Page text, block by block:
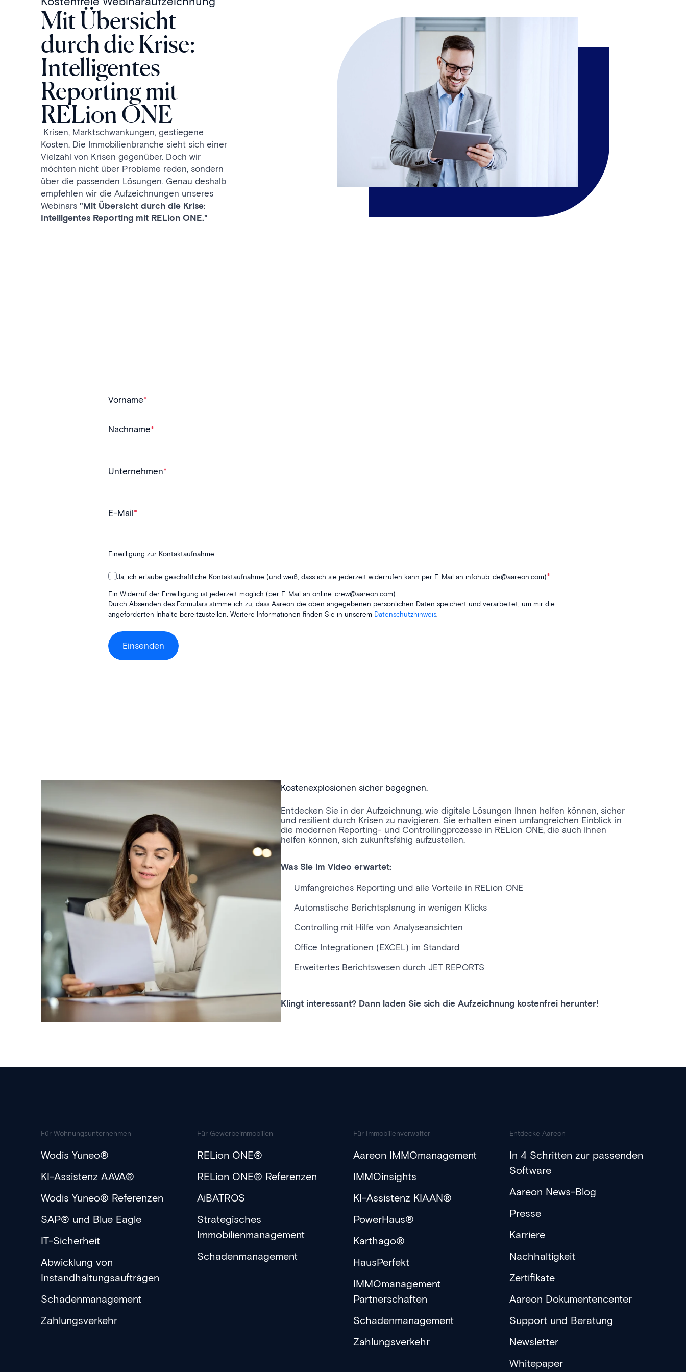
Mit Übersicht
durch die Krise:
Intelligentes
Reporting mit
RELion ONE
Krisen, Marktschwankungen, gestiegene
Kosten. Die Immobilienbranche sieht sich einer
Vielzahl von Krisen gegenüber. Doch wir
möchten nicht über Probleme reden, sondern
über die passenden Lösungen. Genau deshalb
empfehlen wir die Aufzeichnungen unseres
Webinars "Mit Übersicht durch die Krise:
Intelligentes Reporting mit RELion ONE."
Vorname*
Nachname*
Unternehmen*
E-Mail*
Einwilligung zur Kontaktaufnahme
Ja, ich erlaube geschäftliche Kontaktaufnahme (und weiß, dass ich sie jederzeit widerrufen kann per E-Mail an infohub-de@aareon.com)*
Ein Widerruf der Einwilligung ist jederzeit möglich (per E-Mail an online-crew@aareon.com).
Durch Absenden des Formulars stimme ich zu, dass Aareon die oben angegebenen persönlichen Daten speichert und verarbeitet, um mir die
angeforderten Inhalte bereitzustellen. Weitere Informationen finden Sie in unserem Datenschutzhinweis
Kostenexplosionen sicher begegnen.
Entdecken Sie in der Aufzeichnung, wie digitale Lösungen Ihnen helfen können, sicher
und resilient durch Krisen zu navigieren. Sie erhalten einen umfangreichen Einblick in
die modernen Reporting- und Controllingprozesse in RELion ONE, die auch Ihnen
helfen können, sich zukunftsfähig aufzustellen.
Was Sie im Video erwartet:
Umfangreiches Reporting und alle Vorteile in RELion ONE
Automatische Berichtsplanung in wenigen Klicks
Controlling mit Hilfe von Analyseansichten
Office Integrationen (EXCEL) im Standard
Erweitertes Berichtswesen durch JET REPORTS
Klingt interessant? Dann laden Sie sich die Aufzeichnung kostenfrei herunter!
Für Wohnungsunternehmen
Wodis Yuneo®
KI-Assistenz AAVA®
Wodis Yuneo® Referenzen
SAP® und Blue Eagle
IT-Sicherheit
Abwicklung von
Instandhaltungsaufträgen
Schadenmanagement
Zahlungsverkehr
Für Gewerbeimmobilien
RELion ONE®
RELion ONE® Referenzen
AiBATROS
Strategisches
Immobilienmanagement
Schadenmanagement
Für Immobilienverwalter
Aareon IMMOmanagement
IMMOinsights
KI-Assistenz KIAAN®
PowerHaus®
Karthago®
HausPerfekt
IMMOmanagement
Partnerschaften
Schadenmanagement
Zahlungsverkehr
Entdecke Aareon
In 4 Schritten zur passenden
Software
Aareon News-Blog
Presse
Karriere
Nachhaltigkeit
Zertifikate
Aareon Dokumentencenter
Support und Beratung
Newsletter
Whitepaper